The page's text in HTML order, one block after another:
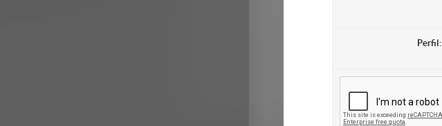
Perfil: